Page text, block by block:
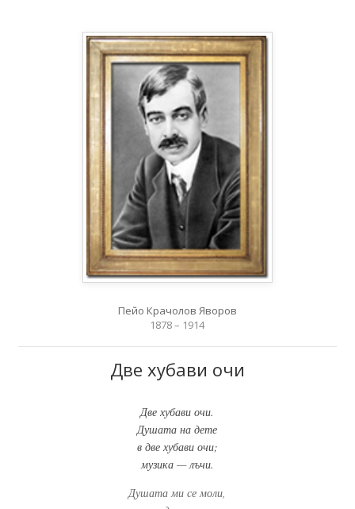
Пейо Крачолов Яворов
1878 – 1914
Две хубави очи
Две хубави очи.
Душата на дете
в две хубави очи;
музика — лъчи.
Душата ми се моли,